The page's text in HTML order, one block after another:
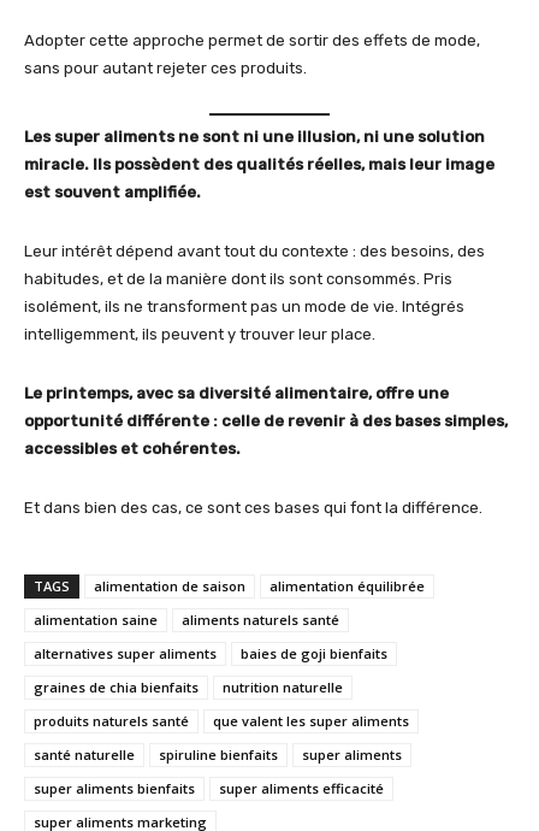
Adopter cette approche permet de sortir des effets de mode,
sans pour autant rejeter ces produits.
Les super aliments ne sont ni une illusion, ni une solution
miracle. Ils possèdent des qualités réelles, mais leur image
est souvent amplifiée.
Leur intérêt dépend avant tout du contexte : des besoins, des
habitudes, et de la manière dont ils sont consommés. Pris
isolément, ils ne transforment pas un mode de vie. Intégrés
intelligemment, ils peuvent y trouver leur place.
Le printemps, avec sa diversité alimentaire, offre une
opportunité différente : celle de revenir à des bases simples,
accessibles et cohérentes.
Et dans bien des cas, ce sont ces bases qui font la différence.
TAGS alimentation de saison
alimentation équilibrée
alimentation saine
aliments naturels santé
alternatives super aliments
baies de goji bienfaits
graines de chia bienfaits
nutrition naturelle
produits naturels santé
que valent les super aliments
santé naturelle
spiruline bienfaits
super aliments
super aliments bienfaits
super aliments efficacité
super aliments marketing